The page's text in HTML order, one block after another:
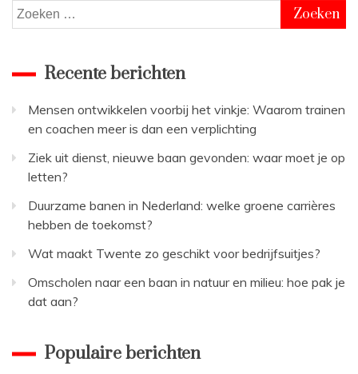
Zoeken
naar:
Recente berichten
Mensen ontwikkelen voorbij het vinkje: Waarom trainen
en coachen meer is dan een verplichting
Ziek uit dienst, nieuwe baan gevonden: waar moet je op
letten?
Duurzame banen in Nederland: welke groene carrières
hebben de toekomst?
Wat maakt Twente zo geschikt voor bedrijfsuitjes?
Omscholen naar een baan in natuur en milieu: hoe pak je
dat aan?
Populaire berichten